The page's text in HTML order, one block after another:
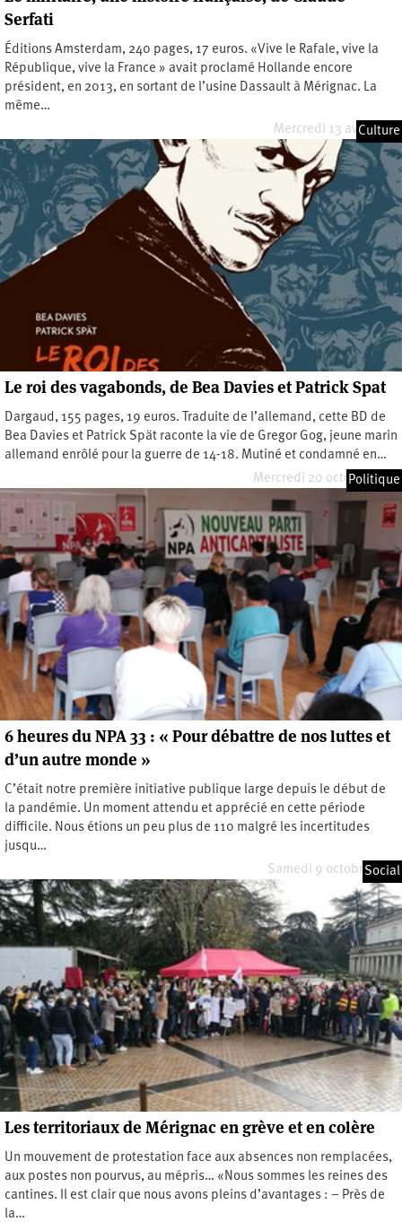
Serfati
Éditions Amsterdam, 240 pages, 17 euros. «Vive le Rafale, vive la
République, vive la France » avait proclamé Hollande encore
président, en 2013, en sortant de l’usine Dassault à Mérignac. La
même…
Mercredi 13 avril 2022
Culture
Le roi des vagabonds, de Bea Davies et Patrick Spat
Dargaud, 155 pages, 19 euros. Traduite de l’allemand, cette BD de
Bea Davies et Patrick Spät raconte la vie de Gregor Gog, jeune marin
allemand enrôlé pour la guerre de 14-18. Mutiné et condamné en…
Mercredi 20 octobre 2021
Politique
6 heures du NPA 33 : « Pour débattre de nos luttes et
d’un autre monde »
C’était notre première initiative publique large depuis le début de
la pandémie. Un moment attendu et apprécié en cette période
difficile. Nous étions un peu plus de 110 malgré les incertitudes
jusqu…
Samedi 9 octobre 2021
Social
Les territoriaux de Mérignac en grève et en colère
Un mouvement de protestation face aux absences non remplacées,
aux postes non pourvus, au mépris… «Nous sommes les reines des
cantines. Il est clair que nous avons pleins d’avantages : – Près de
la…